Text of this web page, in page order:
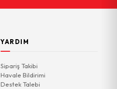
YARDIM
Sipariş Takibi
Havale Bildirimi
Destek Talebi